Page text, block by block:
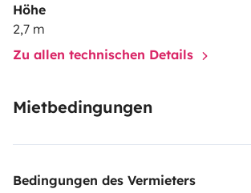
Höhe
2,7 m
Zu allen technischen Details
Mietbedingungen
Bedingungen des Vermieters